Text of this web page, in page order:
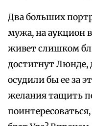
Два больших
мужа, на аукцион
живет слишком
достигнут Люнде,
осудили бы ее за
желания тащить